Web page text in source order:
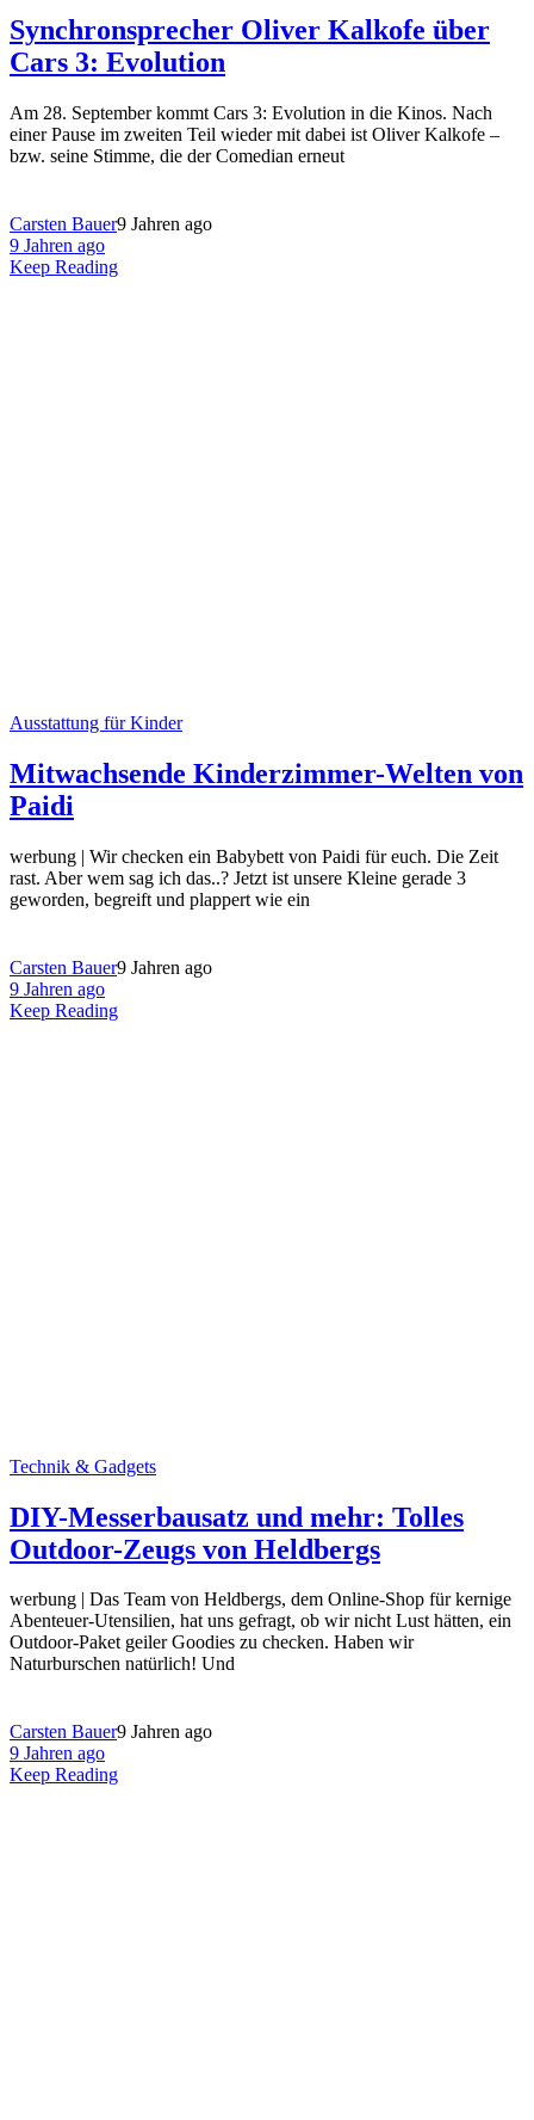
Synchronsprecher Oliver Kalkofe über
Cars 3: Evolution
Am 28. September kommt Cars 3: Evolution in die Kinos. Nach
einer Pause im zweiten Teil wieder mit dabei ist Oliver Kalkofe –
bzw. seine Stimme, die der Comedian erneut
Carsten Bauer9 Jahren ago
9 Jahren ago
Keep Reading
Ausstattung für Kinder
Mitwachsende Kinderzimmer-Welten von
Paidi
werbung | Wir checken ein Babybett von Paidi für euch. Die Zeit
rast. Aber wem sag ich das..? Jetzt ist unsere Kleine gerade 3
geworden, begreift und plappert wie ein
Carsten Bauer9 Jahren ago
9 Jahren ago
Keep Reading
Technik & Gadgets
DIY-Messerbausatz und mehr: Tolles
Outdoor-Zeugs von Heldbergs
werbung | Das Team von Heldbergs, dem Online-Shop für kernige
Abenteuer-Utensilien, hat uns gefragt, ob wir nicht Lust hätten, ein
Outdoor-Paket geiler Goodies zu checken. Haben wir
Naturburschen natürlich! Und
Carsten Bauer9 Jahren ago
9 Jahren ago
Keep Reading